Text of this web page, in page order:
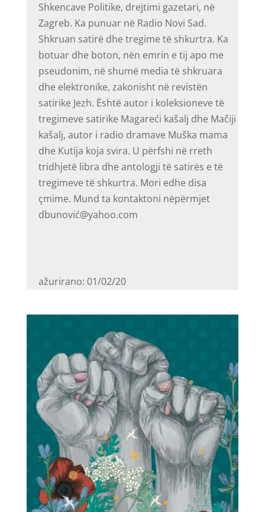
Shkencave Politike, drejtimi gazetari, në
Zagreb. Ka punuar në Radio Novi Sad.
Shkruan satirë dhe tregime të shkurtra. Ka
botuar dhe boton, nën emrin e tij apo me
pseudonim, në shumë media të shkruara
dhe elektronike, zakonisht në revistën
satirike Jezh. Është autor i koleksioneve të
tregimeve satirike Magareći kašalj dhe Mačiji
kašalj, autor i radio dramave Muška mama
dhe Kutija koja svira. U përfshi në rreth
tridhjetë libra dhe antologji të satirës e të
tregimeve të shkurtra. Mori edhe disa
çmime. Mund ta kontaktoni nëpërmjet
dbunović@yahoo.com
ažurirano: 01/02/20